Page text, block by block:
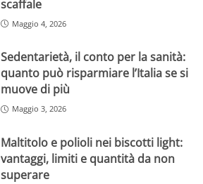
scaffale
Maggio 4, 2026
Sedentarietà, il conto per la sanità:
quanto può risparmiare l’Italia se si
muove di più
Maggio 3, 2026
Maltitolo e polioli nei biscotti light:
vantaggi, limiti e quantità da non
superare